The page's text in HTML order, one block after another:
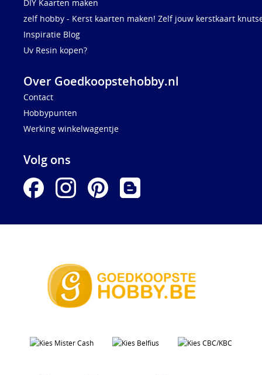
DIY Kaarten maken
zelf hobby - Kerst kaarten maken! Zelf jouw kerstkaart
Inspiratie Blog
Uv Resin kopen?
Over Goedkoopstehobby.nl
Contact
Hobbypunten
Werking winkelwagentje
Volg ons